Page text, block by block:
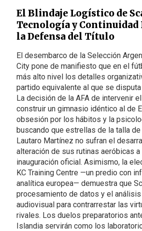
El Blindaje Logístico de
Tecnología y Continuidad
la Defensa del Título
El desembarco de la Selección
City pone de manifiesto que en el
más alto nivel los detalles
partido equivalente al que se
La decisión de la AFA de intervenir
construir un gimnasio idéntico al de
obsesión por los hábitos y la
buscando que estrellas de la talla
Lautaro Martínez no sufran el
alteración de sus rutinas aeróbicas
inauguración oficial. Asimismo, la
KC Training Centre —un predio con
analítica europea— demuestra que
procesamiento de datos y el
audiovisual para contrarrestar las
rivales. Los duelos preparatorios
Islandia servirán como los